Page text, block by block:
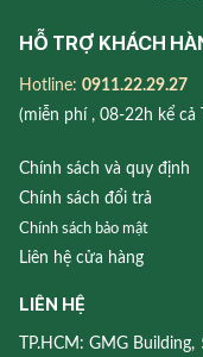
HỖ TRỢ KHÁCH
Hotline: 0911.22.29.27
(miễn phí , 08-22h kể cả
Chính sách và quy định
Chính sách đổi trả
Chính sách bảo mật
Liên hệ cửa hàng
LIÊN HỆ
TP.HCM: GMG